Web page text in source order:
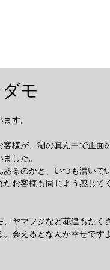
モ
す。
様が、湖の真ん中で正面
した。
るのかと、いつも漕いで
お客様も同じよう感じて
ヤマフジなど花達もたく
会えるとなんか幸せですよ